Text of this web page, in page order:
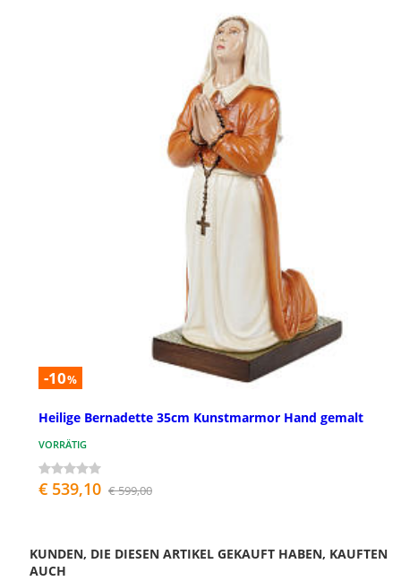
-10%
Heilige Bernadette 35cm Kunstmarmor Hand gemalt
VORRÄTIG
€ 539,10 € 599,00
KUNDEN, DIE DIESEN ARTIKEL GEKAUFT HABEN, KAUFTEN
AUCH